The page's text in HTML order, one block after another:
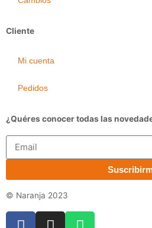
Cliente
Mi cuenta
Pedidos
¿Quéres conocer todas las
© Naranja 2023
F
I
W